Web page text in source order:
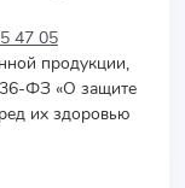
47 05
продукции,
ФЗ «О защите
их здоровью